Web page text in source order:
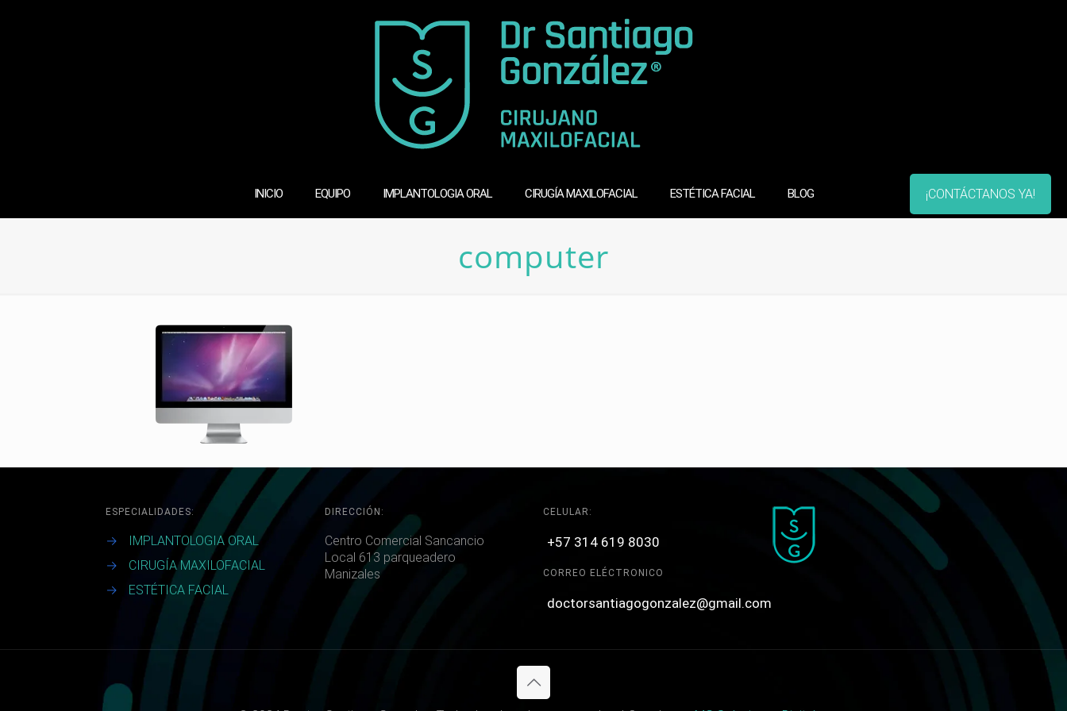
INICIO EQUIPO IMPLANTOLOGIA ORAL CIRUGÍA MAXILOFACIAL ESTÉTICA FACIAL BLOG ¡CONTÁCTANOS YA!
computer
ESPECIALIDADES:
→
IMPLANTOLOGIA ORAL
→
CIRUGÍA MAXILOFACIAL
→
ESTÉTICA FACIAL
DIRECCIÓN:
Centro Comercial Sancancio
Local 613 parqueadero
Manizales
CELULAR:
+57 314 619 8030
CORREO ELÉCTRONICO
doctorsantiagogonzalez@gmail.com